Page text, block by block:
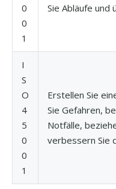
0
0
1
Sie Abläufe und
I
S
O
4
5
0
0
1
Erstellen Sie
Sie Gefahren,
Notfälle,
verbessern Sie